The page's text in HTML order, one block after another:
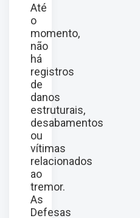
Até
o
momento,
não
há
registros
de
danos
estruturais,
desabamentos
ou
vítimas
relacionados
ao
tremor.
As
Defesas